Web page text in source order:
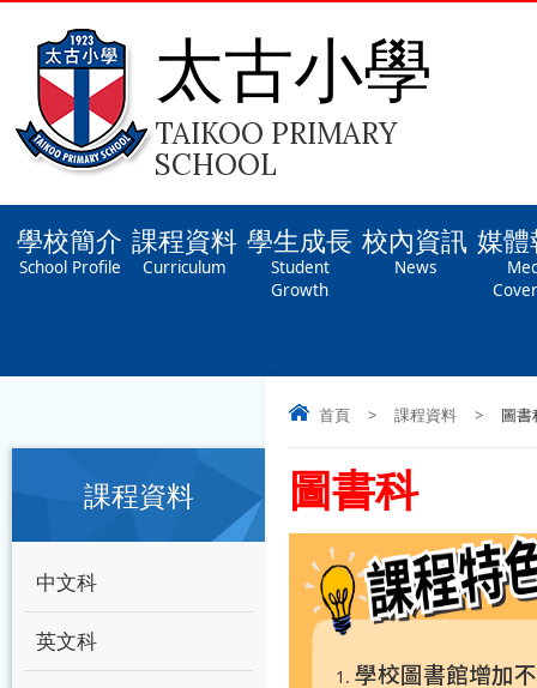
太古小學
TAIKOO PRIMARY
SCHOOL
學校簡介
School Profile
課程資料
Curriculum
學生成長
Student
Growth
校內資訊
News
媒
首頁 > 課程資料 > 圖書
圖書科
學校圖書館增加
課程資料
中文科
英文科